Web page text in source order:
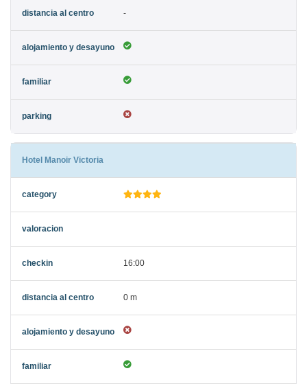
-
Hotel Manoir Victoria
16:00
0 m